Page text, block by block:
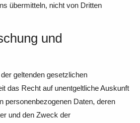
übermitteln, nicht von Dritten
und
geltenden gesetzlichen
das Recht auf unentgeltliche Auskunft
personenbezogenen Daten, deren
und den Zweck der